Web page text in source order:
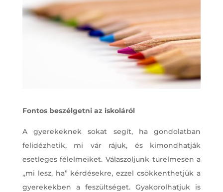
Fontos beszélgetni az iskoláról
A gyerekeknek sokat segít, ha gondolatban
felidézhetik, mi vár rájuk, és kimondhatják
esetleges félelmeiket. Válaszoljunk türelmesen a
,,mi lesz, ha” kérdésekre, ezzel csökkenthetjük a
gyerekekben a feszültséget. Gyakorolhatjuk is